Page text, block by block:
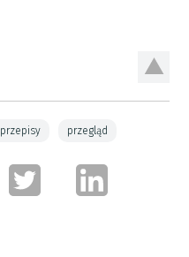
przepisy przegląd